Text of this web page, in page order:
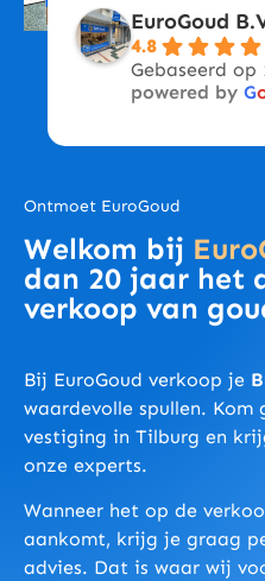
EuroGoud
4.8
Gebaseerd op
powered by G
Ontmoet EuroGoud
Welkom bij
dan 20 jaar het
verkoop van
Bij EuroGoud verkoop je
waardevolle spullen. Kom
vestiging in Tilburg en
onze experts.
Wanneer het op de
aankomt, krijg je graag
advies. Dat is waar wij